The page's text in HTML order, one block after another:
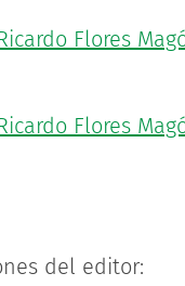
Flores
Flores
del editor: